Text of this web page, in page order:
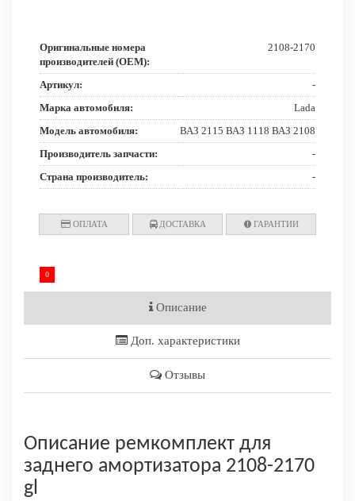
Оригинальные номера
производителей (OEM):
2108-2170
Артикул:
-
Марка автомобиля:
Lada
Модель автомобиля:
ВАЗ 2115 ВАЗ 1118 ВАЗ 2108
Производитель запчасти:
-
Страна производитель:
-
ОПЛАТА ДОСТАВКА ГАРАНТИИ
0
Описание
Доп. характеристики
Отзывы
Описание ремкомплект для
заднего амортизатора 2108-2170
gl